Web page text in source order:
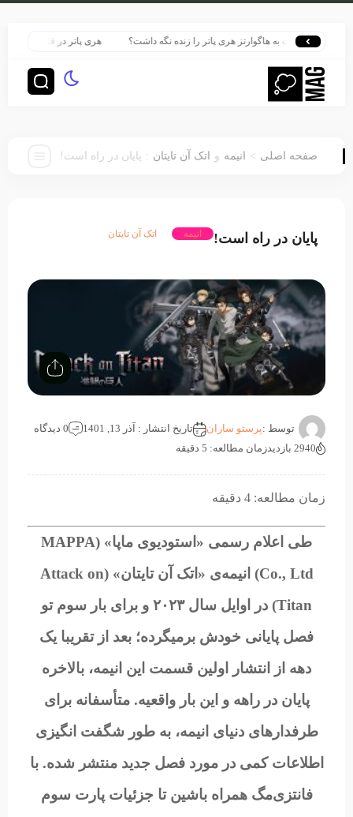
بازگشت به هاگوارتز هری پاتر را زنده نگه داشت؟ هری پاتر در قلب بزرگ‌ترین
صفحه اصلی > انیمه و اتک آن تایتان : پایان در راه است!
پایان در راه است! انیمه اتک آن تایتان
توسط :پرستو ساران تاریخ انتشار : آذر 13, 1401
0 دیدگاه
2940 بازدید
زمان مطالعه: 5 دقیقه
زمان مطالعه: 4 دقیقه
طی اعلام رسمی «استودیوی ماپا» (MAPPA
Co., Ltd) انیمه‌ی «اتک آن تایتان» (Attack on
Titan) در اوایل سال ۲۰۲۳ و برای بار سوم تو
فصل پایانی خودش برمیگرده؛ بعد از تقریبا یک
دهه از انتشار اولین قسمت این انیمه، بالاخره
پایان در راهه و این بار واقعیه. متأسفانه برای
طرفدارهای دنیای انیمه، به طور شگفت انگیزی
اطلاعات کمی در مورد فصل جدید منتشر شده. با
فانتزی‌مگ همراه باشین تا جزئیات پارت سوم